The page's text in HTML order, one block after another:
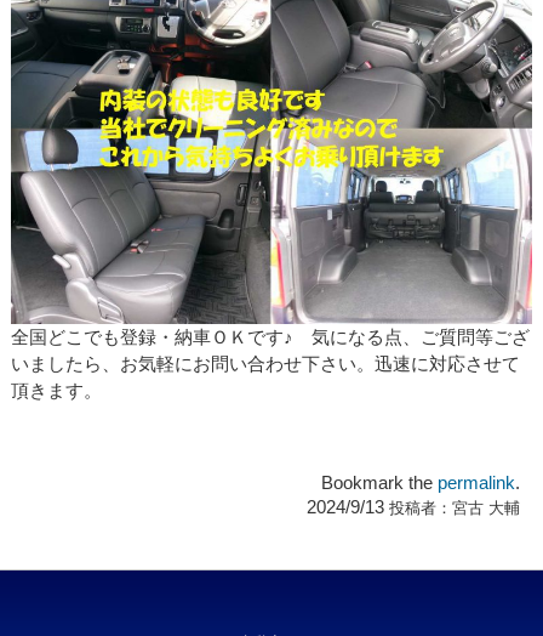
全国どこでも登録・納車ＯＫです♪ 気になる点、ご質問等ござ
いましたら、お気軽にお問い合わせ下さい。迅速に対応させて
頂きます。
Bookmark the permalink.
2024/9/13 投稿者：宮古 大輔